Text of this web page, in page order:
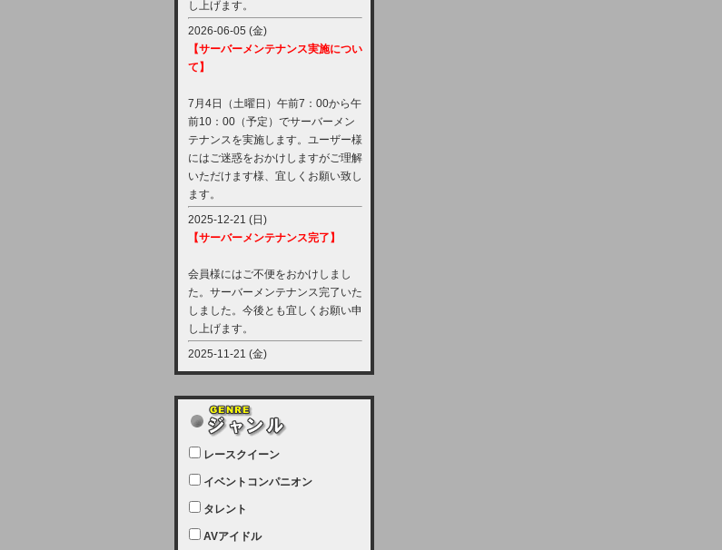
し上げます。
2026-06-05 (金)
【サーバーメンテナンス実施につい
て】
7月4日（土曜日）午前7：00から午
前10：00（予定）でサーバーメン
テナンスを実施します。ユーザー様
にはご迷惑をおかけしますがご理解
いただけます様、宜しくお願い致し
ます。
2025-12-21 (日)
【サーバーメンテナンス完了】
会員様にはご不便をおかけしまし
た。サーバーメンテナンス完了いた
しました。今後とも宜しくお願い申
し上げます。
2025-11-21 (金)
【サーバーメンテナンス実施につい
12月21日（日曜日）午前9：00か
ら午前11：00（予定）でサーバー
メンテナンスを実施します。ユーザ
ー様にはご迷惑をおかけしますがご
理解いただけます様、宜しくお願い
致します。
2025-07-05 (土)
レースクイーン
イベントコンパニオン
タレント
AVアイドル